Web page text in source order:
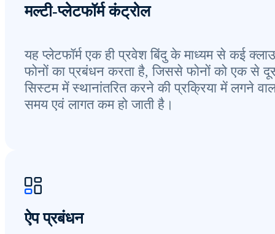
मल्टी-प्लेटफॉर्म कंट्रोल
यह प्लेटफॉर्म एक ही प्रवेश बिंदु के माध्यम से कई
फोनों का प्रबंधन करता है, जिससे फोनों को एक से
सिस्टम में स्थानांतरित करने की प्रक्रिया में लगने
समय एवं लागत कम हो जाती है।
ऐप प्रबंधन